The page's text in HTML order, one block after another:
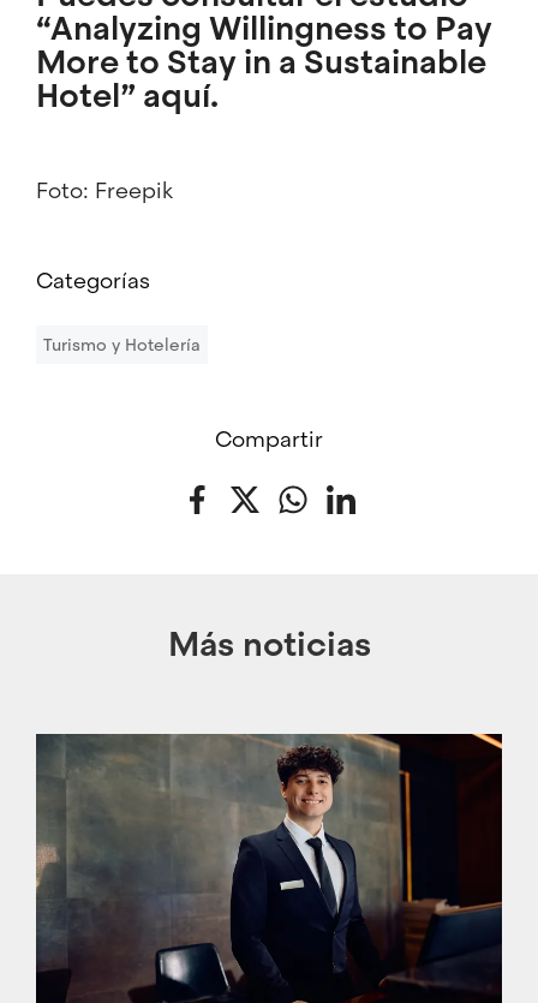
“Analyzing Willingness to Pay
More to Stay in a Sustainable
Hotel” aquí.
Foto: Freepik
Categorías
Turismo y Hotelería
Compartir
Facebook
Twitter WhatsApp
Más noticias